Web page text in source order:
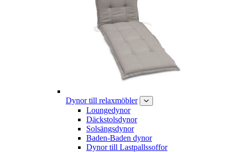
Dynor till relaxmöbler
Loungedynor
Däckstolsdynor
Solsängsdynor
Baden-Baden dynor
Dynor till Lastpallssoffor